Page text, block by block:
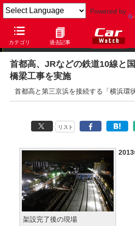
Powered by
カテゴリ 過去記事
ニュース
首都高、JRなどの鉄道10線と
橋梁工事を実施
首都高と第三京浜を接続する「横浜環
リスト
架設完了後の現場